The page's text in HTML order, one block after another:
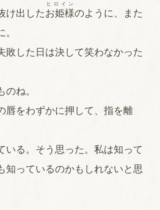
け出したお姫様
ヒロイン
のように、また
敗した日は決して笑わなかった
ね。
をわずかに押して、指を離
る。そう思った。私は知って
知っているのかもしれないと思